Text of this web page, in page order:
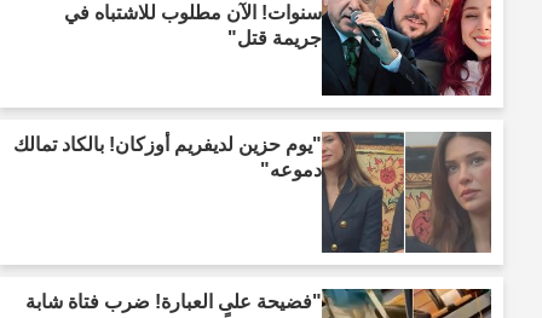
سنوات! الآن مطلوب للاشتباه في
جريمة قتل"
"يوم حزين لديفريم أوزكان! بالكاد تمالك
دموعه"
"فضيحة على العبارة! ضرب فتاة شابة